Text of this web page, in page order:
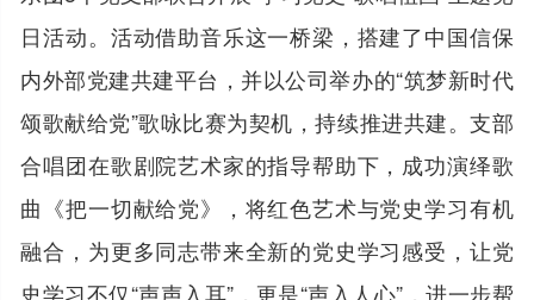
日活动。活动借助音乐这一桥梁，搭建了中国信保
内外部党建共建平台，并以公司举办的“筑梦新时代
颂歌献给党”歌咏比赛为契机，持续推进共建。支部
合唱团在歌剧院艺术家的指导帮助下，成功演绎歌
曲《把一切献给党》，将红色艺术与党史学习有机
融合，为更多同志带来全新的党史学习感受，让党
史学习不仅“声声入耳”，更是“声入人心”，进一步帮